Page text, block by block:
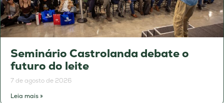
Seminário Castrolanda debate o
futuro do leite
7 de agosto de 2026
Leia mais »